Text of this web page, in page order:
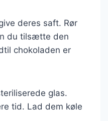
deres saft. Rør
du tilsætte den
chokoladen er
glas.
tid. Lad dem køle